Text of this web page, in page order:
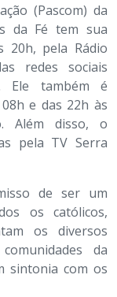
(Pascom) da
da Fé tem sua
20h, pela Rádio
redes sociais
Ele também é
e das 22h às
Além disso, o
pela TV Serra
de ser um
os católicos,
os diversos
da
sintonia com os